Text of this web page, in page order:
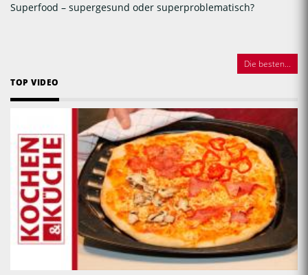
Superfood – supergesund oder superproblematisch?
Die besten...
TOP VIDEO